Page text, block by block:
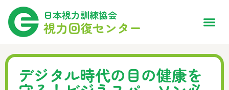
日本視力訓練協会
視力回復センター
デジタル時代の目の健康を